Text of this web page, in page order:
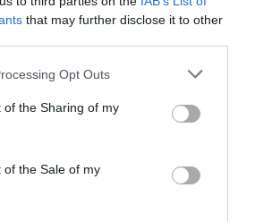
that may further disclose it to other
app uses one or more Google
or usage behaviour. You may click to
to Google and its third-party tags to
specified purposes in below Google
Opt Outs
of the Sharing of my
of the Sale of my